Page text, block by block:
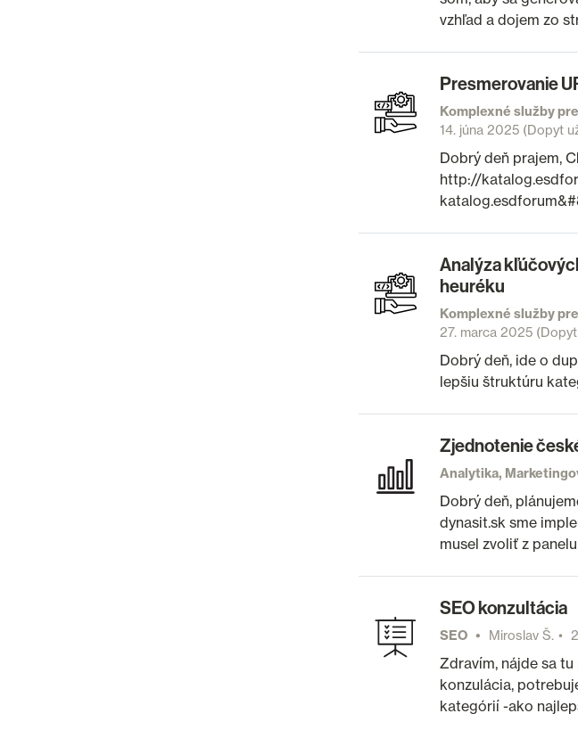
vzhľad a dojem zo
Presmerovanie
Komplexné služby
14. júna 2025(Dopyt
Dobrý deň prajem,
http://
Analýza
heuréku
Komplexné služby
27. marca 2025(Dopyt
Dobrý deň, ide o
lepšiu štruktúru
Zjednotenie
Analytika,
Dobrý deň,
dynasit.sk sme
musel zvoliť z
SEO konzultácia
SEO Miroslav Š.
Zdravím, nájde sa
konzulácia,
kategórií -ako